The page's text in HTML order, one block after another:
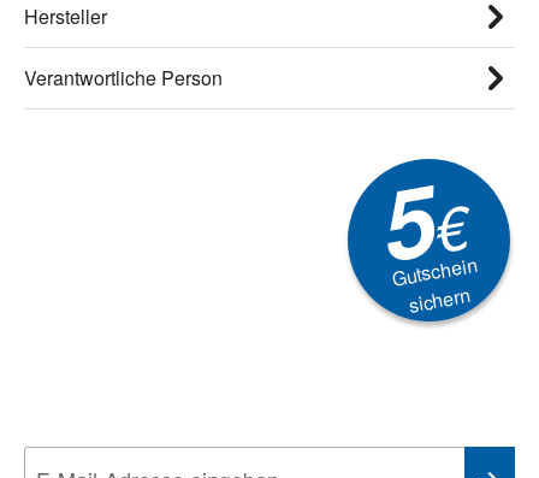
Hersteller
Verantwortliche Person
5€
Gutschein
sichern